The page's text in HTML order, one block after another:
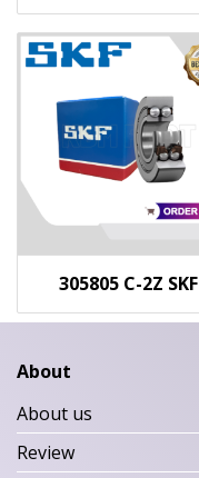
305805 C-2Z SKF
About
About us
Review